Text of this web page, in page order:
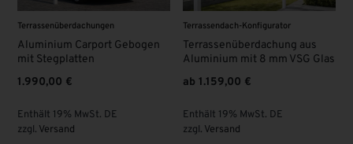
Terrassenüberdachungen
Aluminium Carport Gebogen
mit Stegplatten
1.990,00 €
Enthält 19% MwSt. DE
zzgl. Versand
Terrassendach-Konfigurator
Terrassenüberdachung aus
Aluminium mit 8 mm VSG Glas
ab 1.159,00 €
Enthält 19% MwSt. DE
zzgl. Versand